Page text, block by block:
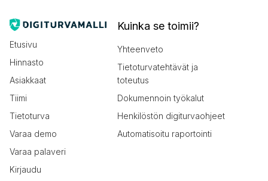
Etusivu
Hinnasto
Asiakkaat
Tiimi
Tietoturva
Varaa demo
Varaa palaveri
Kirjaudu
Kuinka se toimii?
Yhteenveto
Tietoturvatehtävät ja
toteutus
Dokumennoin työkalut
Henkilöstön digiturvaohjeet
Automatisoitu raportointi